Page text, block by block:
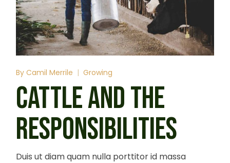
By Camil Merrile Growing
CATTLE AND THE
RESPONSIBILITIES
Duis ut diam quam nulla porttitor id massa